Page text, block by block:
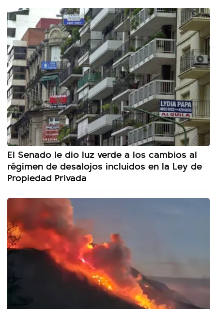
El Senado le dio luz verde a los cambios al
régimen de desalojos incluidos en la Ley de
Propiedad Privada